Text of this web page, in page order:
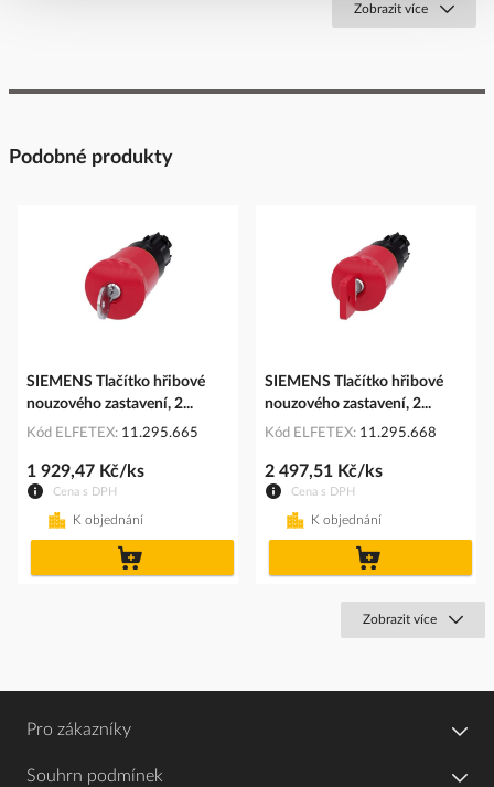
Zobrazit více
Podobné produkty
SIEMENS Tlačítko hřibové
nouzového zastavení, 2...
Kód ELFETEX 11.295.665
Cena s DPH
1 929,47 Kč/ks
K objednání
SIEMENS Tlačítko hřibové
nouzového zastavení, 2...
Kód ELFETEX 11.295.668
Cena s DPH
2 497,51 Kč/ks
K objednání
Zobrazit více
Pro zákazníky
Souhrn podmínek